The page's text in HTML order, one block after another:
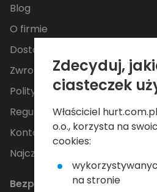
Blog
O firmie
Dostawa
Zwroty i reklamacje
Polityka Prywatności
Regulamin
Kontakt
Najczęściej zadawane pytania
Bezpieczne płatności
Zdecyduj,
ciasteczek
Właściciel
o.o., korzysta na
cookies:
na stronie